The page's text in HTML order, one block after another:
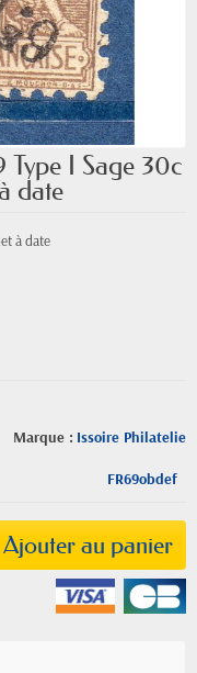
I Sage 30c
date
à date
Marque : Issoire Philatelie
FR69obdef
Ajouter au panier